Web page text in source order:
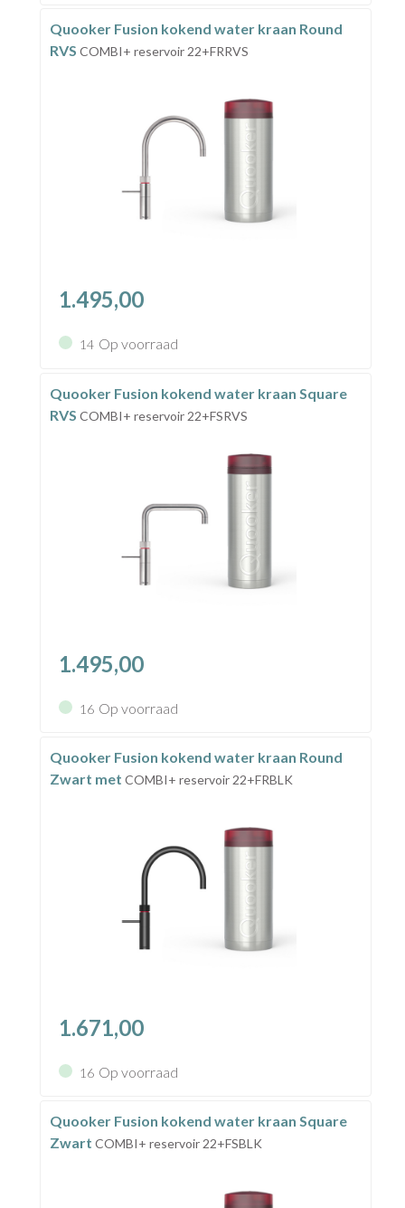
Quooker Fusion kokend water kraan Round
RVS COMBI+ reservoir 22+FRRVS
1.495,00
14 Op voorraad
Quooker Fusion kokend water kraan Square
RVS COMBI+ reservoir 22+FSRVS
1.495,00
16 Op voorraad
Quooker Fusion kokend water kraan Round
Zwart met COMBI+ reservoir 22+FRBLK
1.671,00
16 Op voorraad
Quooker Fusion kokend water kraan Square
Zwart COMBI+ reservoir 22+FSBLK